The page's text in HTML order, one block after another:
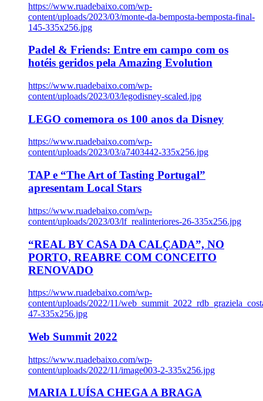
https://www.ruadebaixo.com/wp-
content/uploads/2023/03/monte-da-bemposta-bemposta-final-
145-335x256.jpg
Padel & Friends: Entre em campo com os
hotéis geridos pela Amazing Evolution
https://www.ruadebaixo.com/wp-
content/uploads/2023/03/legodisney-scaled.jpg
LEGO comemora os 100 anos da Disney
https://www.ruadebaixo.com/wp-
content/uploads/2023/03/a7403442-335x256.jpg
TAP e “The Art of Tasting Portugal”
apresentam Local Stars
https://www.ruadebaixo.com/wp-
content/uploads/2023/03/lf_realinteriores-26-335x256.jpg
“REAL BY CASA DA CALÇADA”, NO
PORTO, REABRE COM CONCEITO
RENOVADO
https://www.ruadebaixo.com/wp-
content/uploads/2022/11/
47-335x256.jpg
Web Summit 2022
https://www.ruadebaixo.com/wp-
content/uploads/2022/11/image003-2-335x256.jpg
MARIA LUÍSA CHEGA A BRAGA